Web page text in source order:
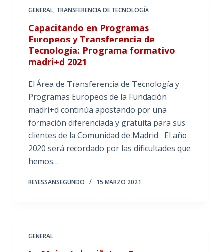
GENERAL, TRANSFERENCIA DE TECNOLOGÍA
Capacitando en Programas
Europeos y Transferencia de
Tecnología: Programa formativo
madri+d 2021
El Área de Transferencia de Tecnología y
Programas Europeos de la Fundación
madri+d continúa apostando por una
formación diferenciada y gratuita para sus
clientes de la Comunidad de Madrid El año
2020 será recordado por las dificultades que
hemos…
REYESSANSEGUNDO 15 MARZO 2021
GENERAL